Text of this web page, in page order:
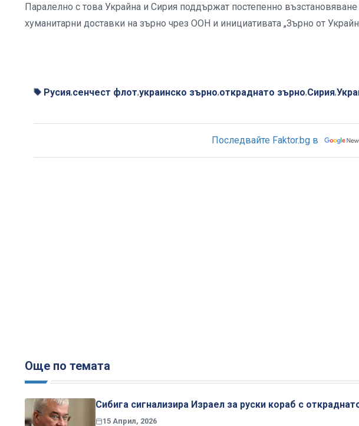
Паралелно с това Украйна и Сирия поддържат постепенно
хуманитарни доставки на зърно чрез ООН и инициативата „Зърно от
Русия,сенчест флот,украинско зърно,откраднато зърно,Сирия,
Последвайте Faktor.bg в
Още по темата
Сибига сигнализира Израел за руски кораб с
15 Април, 2026